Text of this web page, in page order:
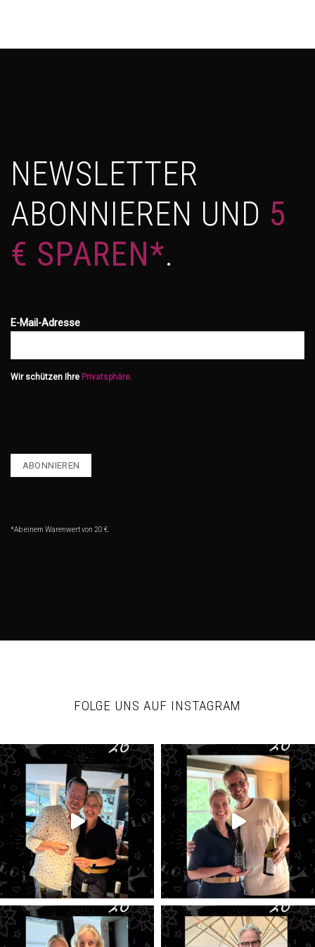
NEWSLETTER
ABONNIEREN UND 5
€ SPAREN*.
E-Mail-Adresse
Wir schützen Ihre Privatsphäre.
*Ab einem Warenwert von 20 €.
FOLGE UNS AUF INSTAGRAM